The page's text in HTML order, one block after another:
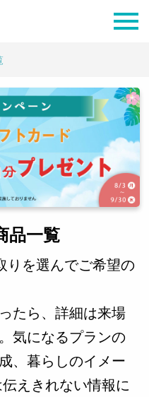
品一覧
りを選んでご希望の
たら、詳細は来場
気になるプランの
、暮らしのイメー
えきれない情報に